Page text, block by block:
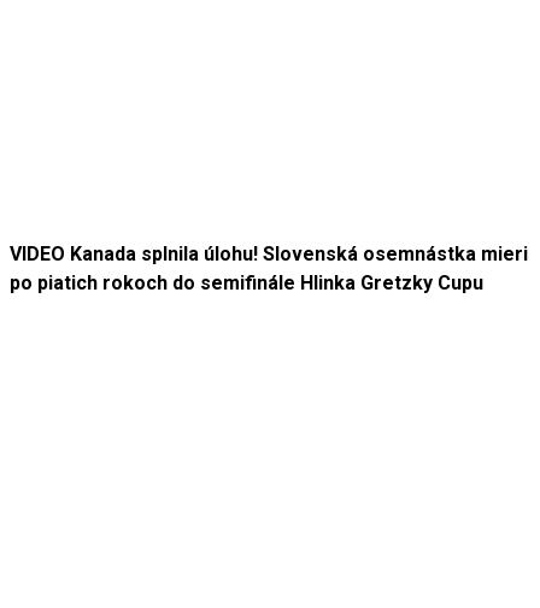
VIDEO Kanada splnila úlohu! Slovenská osemnástka mieri
po piatich rokoch do semifinále Hlinka Gretzky Cupu